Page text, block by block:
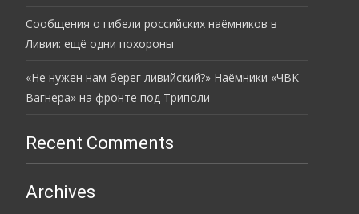
Сообщения о гибели российских наёмников в
Ливии: ещё одни похороны
«Не нужен нам берег ливийский?» Наёмники «ЧВК
Вагнера» на фронте под Триполи
Recent Comments
Archives